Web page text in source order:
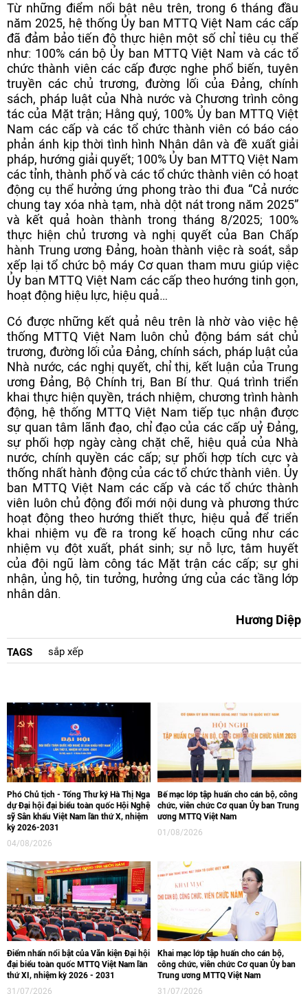
Từ những điểm nổi bật nêu trên, trong 6 tháng đầu
năm 2025, hệ thống Ủy ban MTTQ Việt Nam các cấp
đã đảm bảo tiến độ thực hiện một số chỉ tiêu cụ thể
như: 100% cán bộ Ủy ban MTTQ Việt Nam và các tổ
chức thành viên các cấp được nghe phổ biến, tuyên
truyền các chủ trương, đường lối của Đảng, chính
sách, pháp luật của Nhà nước và Chương trình công
tác của Mặt trận; Hằng quý, 100% Ủy ban MTTQ Việt
Nam các cấp và các tổ chức thành viên có báo cáo
phản ánh kịp thời tình hình Nhân dân và đề xuất giải
pháp, hướng giải quyết; 100% Ủy ban MTTQ Việt Nam
các tỉnh, thành phố và các tổ chức thành viên có hoạt
động cụ thể hưởng ứng phong trào thi đua “Cả nước
chung tay xóa nhà tạm, nhà dột nát trong năm 2025”
và kết quả hoàn thành trong tháng 8/2025; 100%
thực hiện chủ trương và nghị quyết của Ban Chấp
hành Trung ương Đảng, hoàn thành việc rà soát, sắp
xếp lại tổ chức bộ máy Cơ quan tham mưu giúp việc
Ủy ban MTTQ Việt Nam các cấp theo hướng tinh gọn,
hoạt động hiệu lực, hiệu quả…
Có được những kết quả nêu trên là nhờ vào việc hệ
thống MTTQ Việt Nam luôn chủ động bám sát chủ
trương, đường lối của Đảng, chính sách, pháp luật của
Nhà nước, các nghị quyết, chỉ thị, kết luận của Trung
ương Đảng, Bộ Chính trị, Ban Bí thư. Quá trình triển
khai thực hiện quyền, trách nhiệm, chương trình hành
động, hệ thống MTTQ Việt Nam tiếp tục nhận được
sự quan tâm lãnh đạo, chỉ đạo của các cấp uỷ Đảng,
sự phối hợp ngày càng chặt chẽ, hiệu quả của Nhà
nước, chính quyền các cấp; sự phối hợp tích cực và
thống nhất hành động của các tổ chức thành viên. Ủy
ban MTTQ Việt Nam các cấp và các tổ chức thành
viên luôn chủ động đổi mới nội dung và phương thức
hoạt động theo hướng thiết thực, hiệu quả để triển
khai nhiệm vụ đề ra trong kế hoạch cũng như các
nhiệm vụ đột xuất, phát sinh; sự nỗ lực, tâm huyết
của đội ngũ làm công tác Mặt trận các cấp; sự ghi
nhận, ủng hộ, tin tưởng, hưởng ứng của các tầng lớp
nhân dân.
Hương Diệp
TAGS sắp xếp
Phó Chủ tịch - Tổng Thư ký Hà Thị Nga
dự Đại hội đại biểu toàn quốc Hội Nghệ
sỹ Sân khấu Việt Nam lần thứ X, nhiệm
kỳ 2026-2031
04/08/2026
Bế mạc lớp tập huấn cho cán bộ, công
chức, viên chức Cơ quan Ủy ban Trung
ương MTTQ Việt Nam
01/08/2026
Điểm nhấn nổi bật của Văn kiện Đại hội
đại biểu toàn quốc MTTQ Việt Nam lần
thứ XI, nhiệm kỳ 2026 - 2031
31/07/2026
Khai mạc lớp tập huấn cho cán bộ,
công chức, viên chức Cơ quan Ủy ban
Trung ương MTTQ Việt Nam
31/07/2026